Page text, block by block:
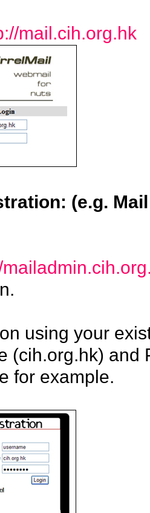
Housing Management (MUS&HM)
mail.cih.org.hk
(e.g.
using your
(cih.org.hk) and
for example.